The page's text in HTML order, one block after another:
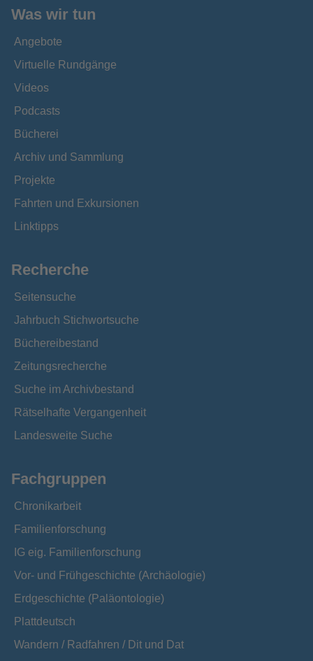
Was wir tun
Angebote
Virtuelle Rundgänge
Videos
Podcasts
Bücherei
Archiv und Sammlung
Projekte
Fahrten und Exkursionen
Linktipps
Recherche
Seitensuche
Jahrbuch Stichwortsuche
Büchereibestand
Zeitungsrecherche
Suche im Archivbestand
Rätselhafte Vergangenheit
Landesweite Suche
Fachgruppen
Chronikarbeit
Familienforschung
IG eig. Familienforschung
Vor- und Frühgeschichte (Archäologie)
Erdgeschichte (Paläontologie)
Plattdeutsch
Wandern / Radfahren / Dit und Dat